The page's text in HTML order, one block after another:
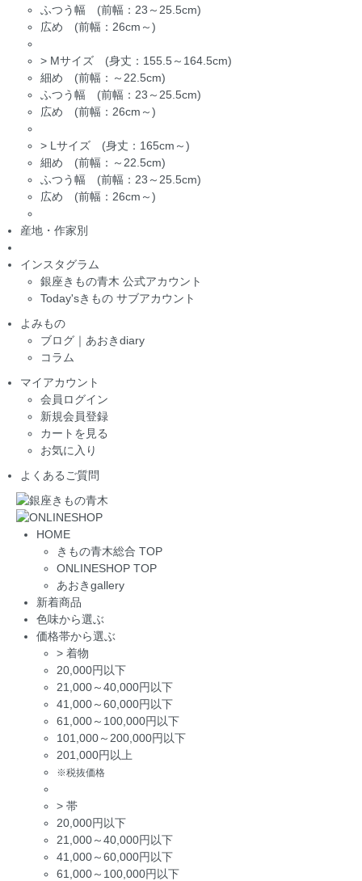
ふつう幅 (前幅：23～25.5cm)
広め (前幅：26cm～)
> Mサイズ (身丈：155.5～164.5cm)
細め (前幅：～22.5cm)
ふつう幅 (前幅：23～25.5cm)
広め (前幅：26cm～)
> Lサイズ (身丈：165cm～)
細め (前幅：～22.5cm)
ふつう幅 (前幅：23～25.5cm)
広め (前幅：26cm～)
産地・作家別
インスタグラム
銀座きもの青木 公式アカウント
Today'sきもの サブアカウント
よみもの
ブログ｜あおきdiary
コラム
マイアカウント
会員ログイン
新規会員登録
カートを見る
お気に入り
よくあるご質問
HOME
きもの青木総合 TOP
ONLINESHOP TOP
あおきgallery
新着商品
色味から選ぶ
価格帯から選ぶ
> 着物
20,000円以下
21,000～40,000円以下
41,000～60,000円以下
61,000～100,000円以下
101,000～200,000円以下
201,000円以上
※税抜価格
> 帯
20,000円以下
21,000～40,000円以下
41,000～60,000円以下
61,000～100,000円以下